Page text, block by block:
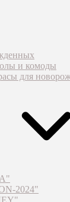
и комоды
для
2024"